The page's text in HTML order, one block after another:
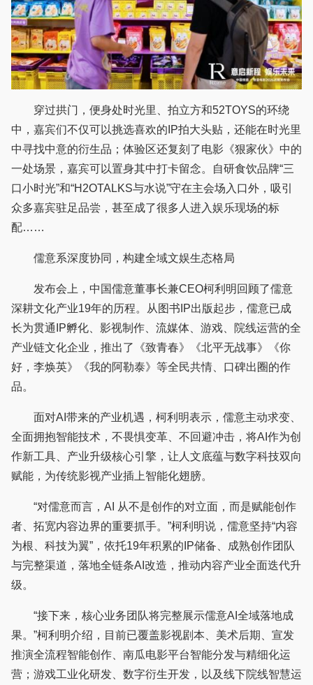
穿过拱门，便身处时光里、拍立方和52TOYS的环绕
中，嘉宾们不仅可以挑选喜欢的IP拍大头贴，还能在时光里
中寻找中意的衍生品；体验区还复刻了电影《狠家伙》中的
一处场景，嘉宾可以置身其中打卡留念。自研食饮品牌“三
口小时光”和“H2OTALKS与水说”守在主会场入口外，吸引
众多嘉宾驻足品尝，甚至成了很多人进入娱乐现场的标
配……
儒意系深度协同，构建全域文娱生态格局
发布会上，中国儒意董事长兼CEO柯利明回顾了儒意
深耕文化产业19年的历程。从图书IP出版起步，儒意已成
长为贯通IP孵化、影视制作、流媒体、游戏、院线运营的全
产业链文化企业，推出了《致青春》《北平无战事》《你
好，李焕英》《我的阿勒泰》等全民共情、口碑出圈的作
品。
面对AI带来的产业机遇，柯利明表示，儒意主动求变、
全面拥抱智能技术，不畏惧变革、不回避冲击，将AI作为创
作新工具、产业升级核心引擎，让人文底蕴与数字科技双向
赋能，为传统影视产业插上智能化翅膀。
“对儒意而言，AI 从不是创作的对立面，而是赋能创作
者、拓宽内容边界的重要抓手。”柯利明说，儒意坚持“内容
为根、科技为翼”，依托19年积累的IP储备、成熟创作团队
与完整渠道，落地全链条AI改造，推动内容产业全面迭代升
级。
“接下来，核心业务团队将完整展示儒意AI全域落地成
果。”柯利明介绍，目前已覆盖影视剧本、美术后期、宣发
推演全流程智能创作、南瓜电影平台智能分发与精细化运
营；游戏工业化研发、数字衍生开发，以及线下院线智慧运